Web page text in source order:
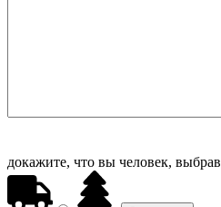
докажите, что вы человек, выбрав